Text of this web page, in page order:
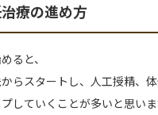
療の進め方
ると、
らスタートし、人工授精、
していくことが多いと思いま